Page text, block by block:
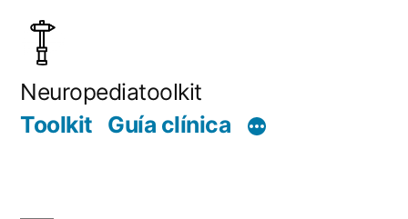
Saltar
contenido
Neuropediatoolkit
Toolkit Guía clínica